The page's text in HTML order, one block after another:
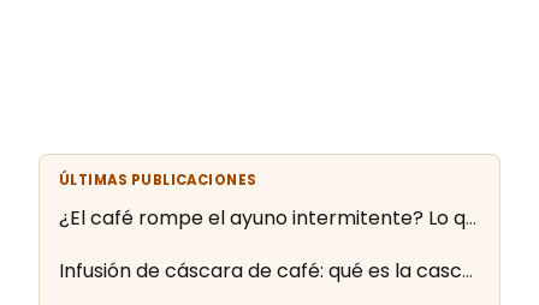
ÚLTIMAS PUBLICACIONES
¿El café rompe el ayuno intermitente? Lo que dice la evidencia
Infusión de cáscara de café: qué es la cascara y cómo se prepara